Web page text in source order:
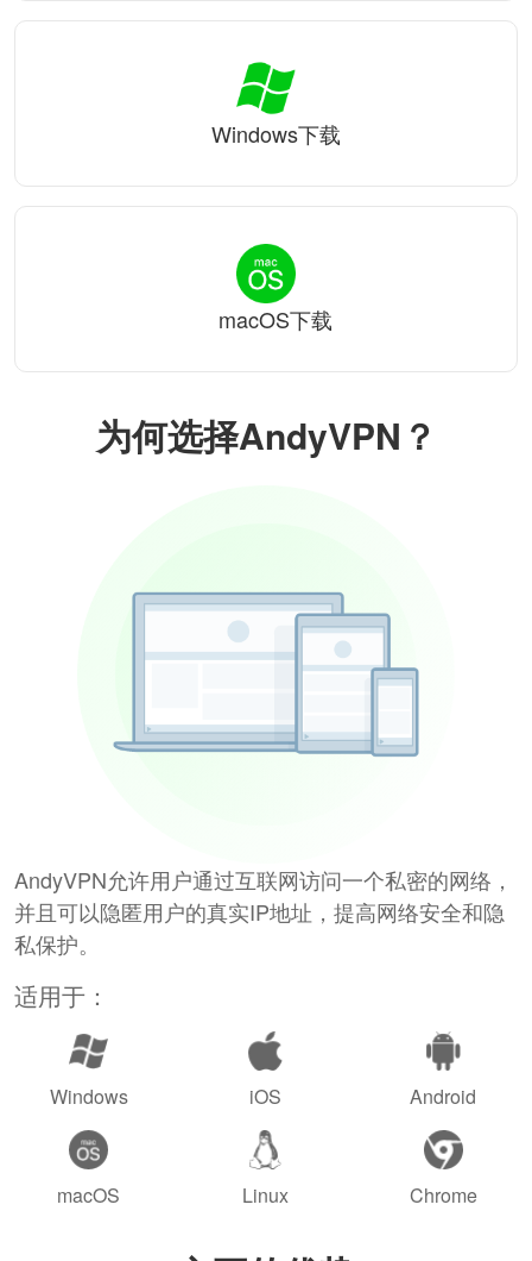
为何选择AndyVPN？
AndyVPN允许用户通过互联网访问一个私密的网络，
并且可以隐匿用户的真实IP地址，提高网络安全和隐
私保护。
适用于：
Windows iOS Android
macOS Linux Chrome
Windows下载
macOS下载